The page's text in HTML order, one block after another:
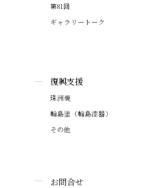
第81回
ギャラリートーク
復興支援
珠洲焼
輪島塗（輪島漆器）
その他
お問合せ